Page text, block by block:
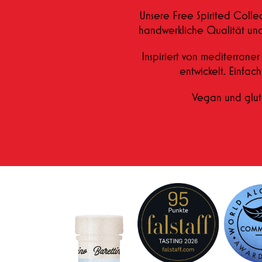
Unsere Free Spirited
handwerkliche Qualität
Inspiriert von
entwickelt.
Vegan und